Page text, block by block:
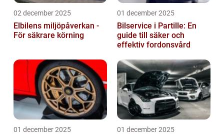
02 december 2025
Elbilens miljöpåverkan -
För säkrare körning
01 december 2025
Bilservice i Partille: En
guide till säker och
effektiv fordonsvård
01 december 2025 01 december 2025